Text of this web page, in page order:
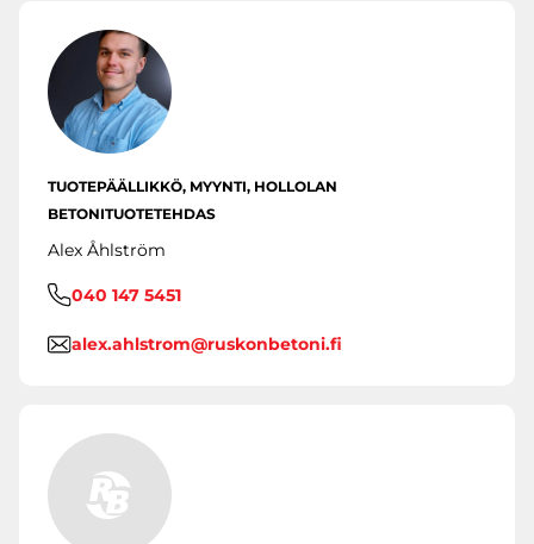
TUOTEPÄÄLLIKKÖ, MYYNTI, HOLLOLAN
BETONITUOTETEHDAS
Alex Åhlström
040 147 5451
alex.ahlstrom@ruskonbetoni.fi